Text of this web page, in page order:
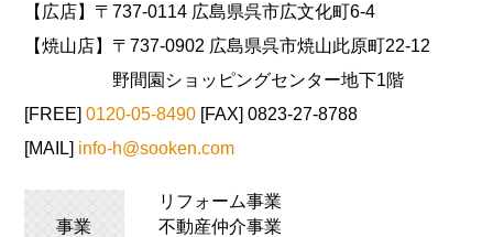
【広店】〒737-0114 広島県呉市広文化町6-4
【焼山店】〒737-0902 広島県呉市焼山此原町22-12
野間園ショッピングセンター地下1階
[FREE]0120-05-8490 [FAX] 0823-27-8788
[MAIL] info-h@sooken.com
事業
リフォーム事業
不動産仲介事業